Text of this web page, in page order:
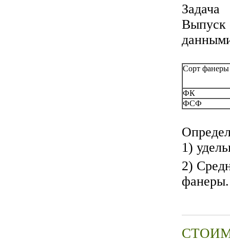
Задача
Выпуск
Сорт фанеры
ФК
ФСФ
1)
2)
фанеры.